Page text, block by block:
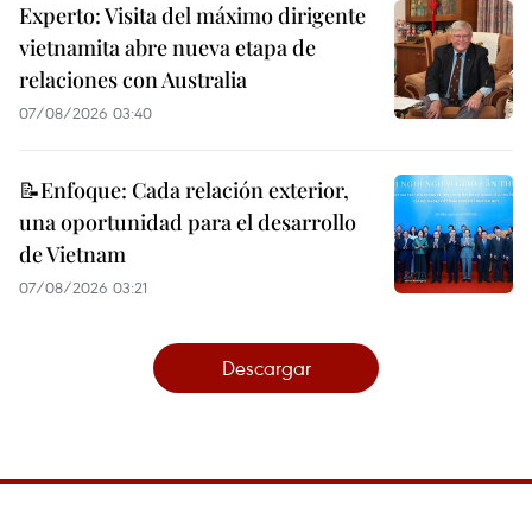
Experto: Visita del máximo dirigente
vietnamita abre nueva etapa de
relaciones con Australia
07/08/2026 03:40
📝Enfoque: Cada relación exterior,
una oportunidad para el desarrollo
de Vietnam
07/08/2026 03:21
Descargar